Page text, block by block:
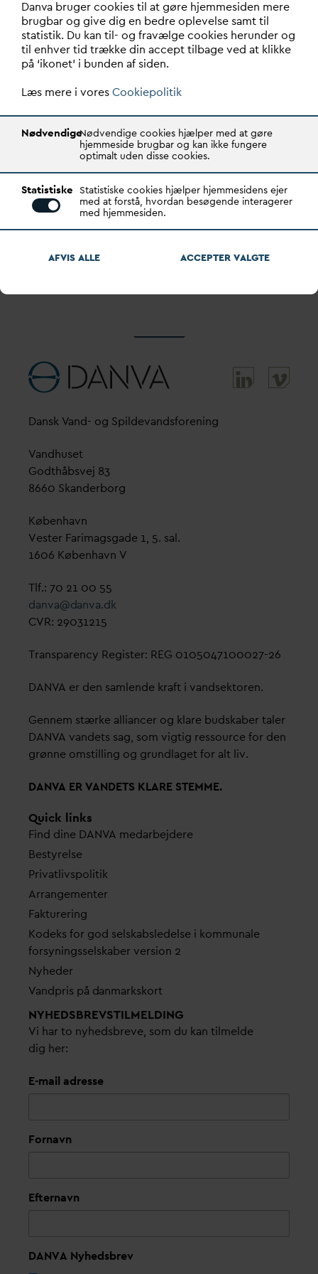
agtpågivenhed ikke er høj nok, eller fordi der er
placeret en fjendtlig enhed inde bag forsvarsværkerne.
Men der kan gøres meget for at øge cybersikkerheden,
ogD ANVA har, til det brug, ud
til, hvor
an det kan gøres. ANV
sikkerhedsnetværk, kan også tilbyde sine medlemmer
et awareness-program, hvor man bl.a. med øvelser kan
træne medarbejderne i forsyningerne til at agere med
forsigtighed i den elektroniske virkelighed.
Læs om it-sikkerhed i dette nummer afDANSKVAND og
se mere om emnet påDANVAs hjemmeside, hvor der
også er link til både it-sikkerhedsvejledning, awareness-
program og meget mere.
Jeg får I denne forbindelse lyst til at citere den en gang
Dansk Vand- og Spildevandsforening
Vandhuset
Godthåbsvej 83
8660 Skanderborg
København
Vester Farimagsgade 1, 5. sal.
1606 København V
Tlf.: 70 21 00 55
danva@danva.dk
CVR: 29031215
Transparency Register: REG 0105047100027-26
DANVA er den samlende kraft i vandsektoren.
Gennem stærke alliancer og klare budskaber taler
DANVA vandets sag, som vigtig ressource for den
grønne omstilling og grundlaget for alt liv.
DANVA ERVANDETS KLARE STEMME.
Quick links
Find dine DANVA medarbejdere
Bestyrelse
Privatlivspolitik
Arrangementer
Fakturering
Kodeks for god selskabsledelse i kommunale
forsyningsselskaber version 2
Nyheder
Vandpris på danmarkskort
NYHEDSBREVS­TILMELDING
Vi har to nyhedsbreve, som du kan tilmelde
dig her:
E-mail adresse
Fornavn
Efternavn
DANVA Nyhedsbrev
Danva bruger cookies til at gøre hjemmesiden mere
brugbar og give dig en bedre oplevelse samt til
statistik. Du kan til- og fravælge cookies herunder og
til enhver tid trække din accept tilbage ved at klikke
på ‘ikonet’ i bunden af siden.
Læs mere i voresCookiepolitik
NødvendigeNødvendige cookies hjælper med at gøre
hjemmeside brugbar og kan ikke fungere
optimalt uden disse cookies.
Statistiske Statistiske cookies hjælper hjemmesidens ejer
med at forstå, hvordan besøgende interagerer
med hjemmesiden.
AFVIS ALLE ACCEPTERVALGTE